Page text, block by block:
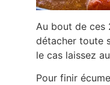
Au bout de ces
détacher toute
le cas laissez
Pour finir